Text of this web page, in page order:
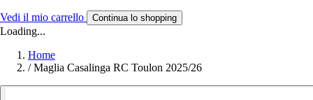
Vedi il mio carrello Continua lo shopping
Loading...
Home
/ Maglia Casalinga RC Toulon 2025/26